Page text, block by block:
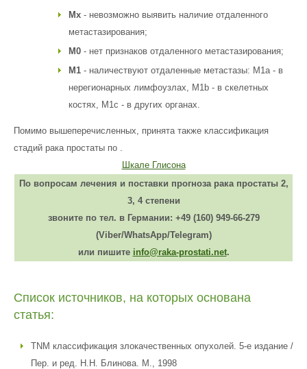
Мх - невозможно выявить наличие отдаленного
метастазирования;
М0 - нет признаков отдаленного метастазирования;
М1 - наличествуют отдаленные метастазы: М1а - в
нерегионарных лимфоузлах, М1b - в скелетных
костях, M1c - в других органах.
Помимо вышеперечисленных, принята также классификация
стадий рака простаты по
Шкале Глисона
.
По вопросам лечения и поставки прогноза рака простаты 2,
3, 4 степени
звоните по тел. в Германии: +49 (160) 949-66-279
(Viber/WhatsApp/Telegram)
или пишите info@raka-prostati.net.
Список источников, на которых основана
статья:
TNM классификация злокачественных опухолей. 5-е издание /
Пер. и ред. Н.Н. Блинова. М., 1998